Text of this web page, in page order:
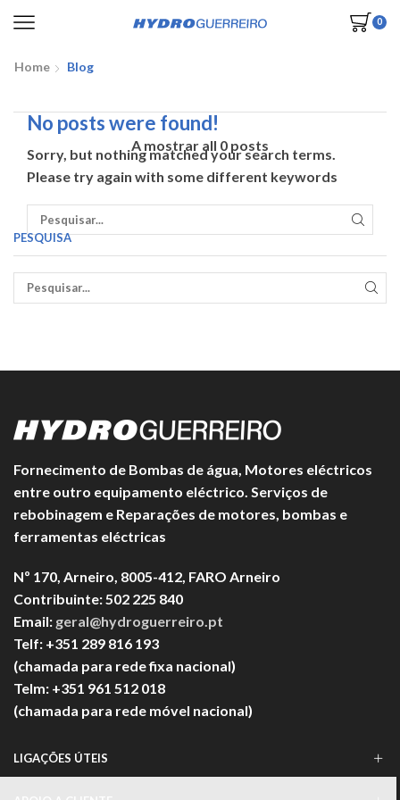
0
Home Blog
No posts were found!
Sorry, but nothing matched your search terms.
Please try again with some different keywords
A mostrar all 0 posts
PESQUISA
Fornecimento de Bombas de água, Motores eléctricos
entre outro equipamento eléctrico. Serviços de
rebobinagem e Reparações de motores, bombas e
ferramentas eléctricas
Nº 170, Arneiro, 8005-412, FARO Arneiro
Contribuinte: 502 225 840
Email: geral@hydroguerreiro.pt
Telf: +351 289 816 193
(chamada para rede fixa nacional)
Telm: +351 961 512 018
(chamada para rede móvel nacional)
LIGAÇÕES ÚTEIS